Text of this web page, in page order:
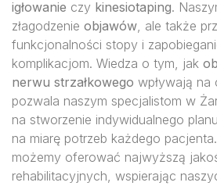
igłowanie czy kinesiotaping.
złagodzenie objawów, ale także
funkcjonalności stopy i
komplikacjom. Wiedza o tym, jak
nerwu strzałkowego wpływają na
pozwala naszym specjalistom w
na stworzenie indywidualnego
na miarę potrzeb każdego
możemy oferować najwyższą
rehabilitacyjnych, wspierając